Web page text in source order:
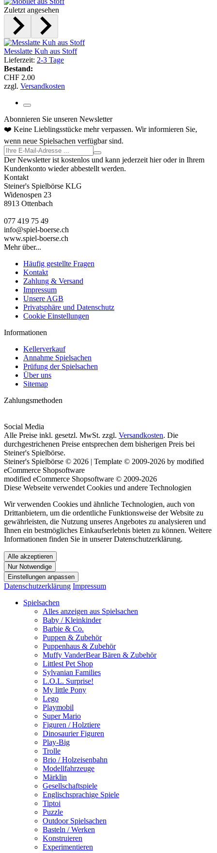
Zuletzt angesehen
Messlatte Kuh aus Stoff
Lieferzeit: 2-3 Tage
Bestand:
CHF 2.00
zzgl. Versandkosten
Abonnieren Sie unseren Newsletter
❤️ Keine Lieblingsstücke mehr verpassen. Wir informieren Sie,
wenn neue Spielsachen verfügbar sind.
Der Newsletter ist kostenlos und kann jederzeit hier oder in Ihrem
Kundenkonto wieder abbestellt werden.
Kontakt
Steiner's Spielbörse KLG
Widenospen 23
8913 Ottenbach
077 419 75 49
info@spiel-boerse.ch
www.spiel-boerse.ch
Mehr über...
Häufig gestellte Fragen
Kontakt
Zahlung & Versand
Impressum
Unsere AGB
Privatsphäre und Datenschutz
Cookie Einstellungen
Informationen
Kellerverkauf
Annahme Spielsachen
Prüfung der Spielsachen
Über uns
Sitemap
Zahlungsmethoden
Social Media
Alle Preise inkl. gesetzl. MwSt. zzgl. Versandkosten. Die
durchgestrichenen Preise entsprechen dem bisherigen Preis bei
Steiner's Spielbörse.
Steiner's Spielbörse © 2026 | Template © 2009-2026 by modified
eCommerce Shopsoftware
modified eCommerce Shopsoftware © 2009-2026
Diese Webseite verwendet Cookies und andere Technologien
Wir verwenden Cookies und ähnliche Technologien, auch von
Drittanbietern, um die ordentliche Funktionsweise der Website zu
gewährleisten, die Nutzung unseres Angebotes zu analysieren und
Ihnen ein bestmögliches Einkaufserlebnis bieten zu können. Weitere
Informationen finden Sie in unserer Datenschutzerklärung.
Alle akzeptieren
Nur Notwendige
Einstellungen anpassen
Datenschutzerklärung Impressum
Spielsachen
Alles anzeigen aus Spielsachen
Baby / Kleinkinder
Barbie & Co.
Puppen & Zubehör
Puppenhaus & Zubehör
Muffy VanderBear Bären & Zubehör
Littlest Pet Shop
Sylvanian Families
L.O.L. Surprise!
My little Pony
Lego
Playmobil
Super Mario
Figuren / Holztiere
Dinosaurier Figuren
Play-Big
Trolle
Brio / Holzeisenbahn
Modellfahrzeuge
Märklin
Gesellschaftspiele
Englischsprachige Spiele
Tiptoi
Puzzle
Outdoor Spielsachen
Basteln / Werken
Konstruieren
Experimentieren